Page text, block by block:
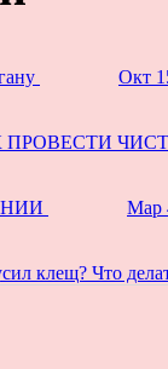
Окт
ПРОВЕСТИ
Мар
клещ? Что